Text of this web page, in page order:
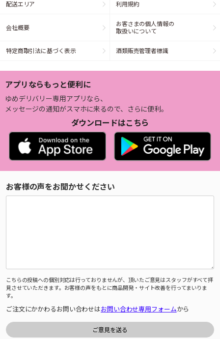
配送エリア 利用規約
会社概要
お客さまの個人情報の
取扱いについて
特定商取引法に基づく表示 酒類販売管理者標識
アプリならもっと便利に
ゆめデリバリー専用アプリなら、
メッセージの通知がスマホに来るので、さらに便利。
ダウンロードはこちら
お客様の声をお聞かせください
こちらの投稿への個別対応は行っておりませんが、頂いたご意見はスタッフがすべて拝
見させていただきます。お客様の声をもとに商品開発・サイト改善を行ってまいりま
す。
ご注文にかかわるお問い合わせはお問い合わせ専用フォームから